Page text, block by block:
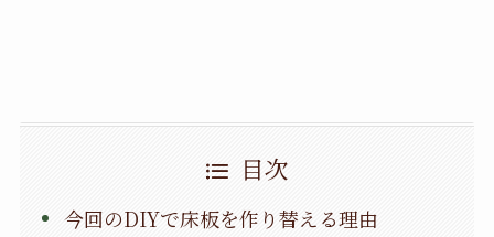
目次
今回のDIYで床板を作り替える理由